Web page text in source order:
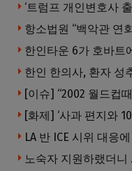
항소법원 “백악관 연
한인타운 6가 호바트